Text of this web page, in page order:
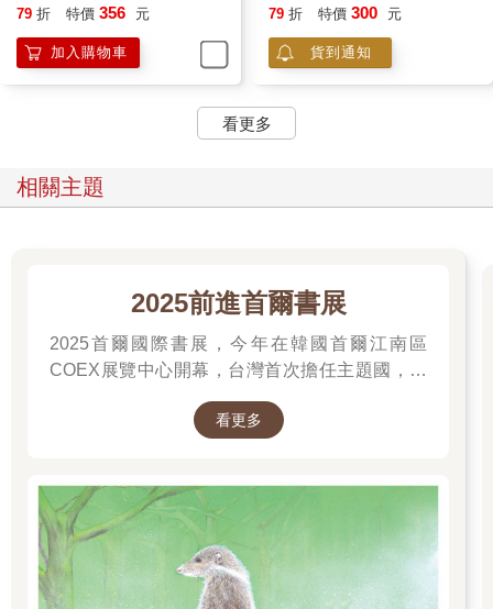
79 折 特價 356 元
加入購物車
十年後，五組人說出他們在
79 折 特價 300 元
貨到通知
看更多
相關主題
2025前進首爾書展
2025首爾國際書展，今年在韓國首爾江南區
COEX展覽中心開幕，台灣首次擔任主題國，有
二十多位跨領域台灣作家前往參展，一起來回顧
他們的作品，並共享參展喜悅。
看更多